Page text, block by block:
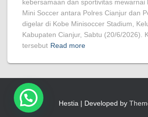
kebersamaan dan sportivitas mewarnai
Mini Soccer antara Polres Cianjur dan
digelar di Kobe Minisoccer Stadium,
Kabupaten Cianjur, Sabtu (20/6/2026).
tersebut Read more
Hestia | Developed by